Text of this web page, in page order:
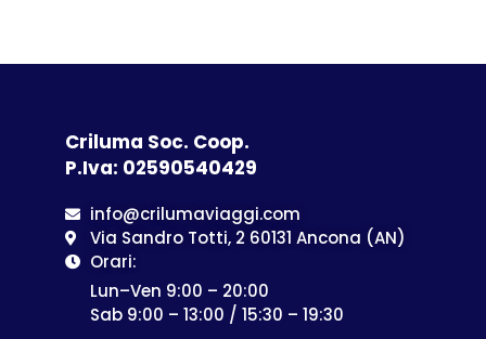
Criluma Soc. Coop.
P.Iva: 02590540429
info@crilumaviaggi.com
Via Sandro Totti, 2 60131 Ancona (AN)
Orari:
Lun–Ven 9:00 – 20:00
Sab 9:00 – 13:00 / 15:30 – 19:30